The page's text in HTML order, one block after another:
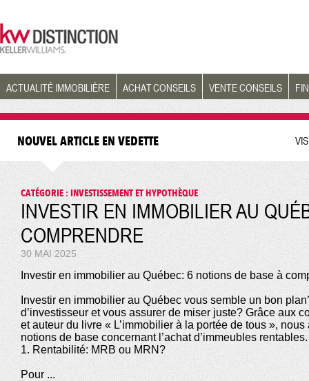
ACTUALITÉ IMMOBILIÈRE ACHAT CONSEILS VENTE CONSEILS
NOUVEL ARTICLE EN VEDETTE
CATÉGORIE : INVESTISSEMENT ET HYPOTHÈQUE
INVESTIR EN IMMOBILIER AU
COMPRENDRE
30 MAI 2025
Investir en immobilier au Québec: 6 notions de base à
Investir en immobilier au Québec vous semble un bon
d’investisseur et vous assurer de miser juste? Grâce aux
et auteur du livre « L’immobilier à la portée de tous »,
notions de base concernant l’achat d’immeubles rentables.
1. Rentabilité: MRB ou MRN?
Pour ...